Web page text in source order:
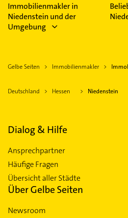
Immobilienmakler in
Niedenstein und der
Umgebung
Gelbe Seiten Immobilienmakler
Deutschland Hessen Niedenstein
Dialog & Hilfe
Ansprechpartner
Häufige Fragen
Übersicht aller Städte
Über Gelbe Seiten
Newsroom